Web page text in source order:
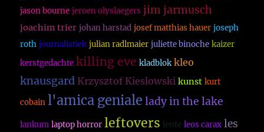
jason bourne jeroen olyslaegers jim jarmusch
joachim trier johan harstad josef matthias hauer joseph
roth journalistiek julian radlmaier juliette binoche kaizer
kerstgedachte killing eve kladblok kleo
knausgard Krzysztof Kieslowski kunst kurt
cobain l'amica geniale lady in the lake
lankum laptop horror leftovers lente leos carax les